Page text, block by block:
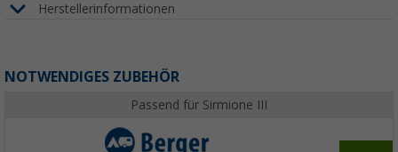
Herstellerinformationen
NOTWENDIGES ZUBEHÖR
Passend für Sirmione III